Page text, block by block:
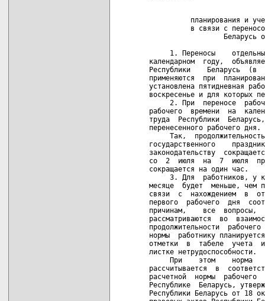
планирования и
в связи с
Беларусь
1. Переносы
календарном  году,
Республики    Беларусь  (в
применяются  при
установлена пятидневная
воскресенье и для которых
2. При  переносе
рабочего  времени  на
труда  Республики
перенесенного рабочего дня.
Так,
государственного
законодательству
со  2  июля  на  7  июля
сокращается на один час.
3. Для  работников, у
месяце  будет  меньше, чем
связи  с  нахождением  в
первого  рабочего  дня
причинам,    все  вопросы,
рассматриваются  во
продолжительности
нормы  работнику
отметки  в  табеле  учета
листке нетрудоспособности.
При    этом    норма
рассчитывается  в
расчетной  нормы
Республике  Беларусь,
Республики Беларусь от 18